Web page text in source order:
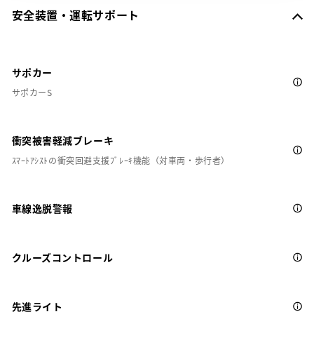
安全装置・運転サポート
サポカー
サポカーS
衝突被害軽減ブレーキ
ｽﾏｰﾄｱｼｽﾄの衝突回避支援ﾌﾞﾚｰｷ機能（対車両・歩行者）
車線逸脱警報
クルーズコントロール
先進ライト